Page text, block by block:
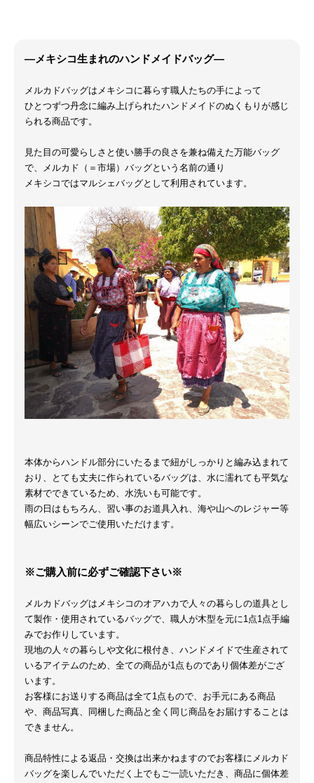
―メキシコ生まれのハンドメイドバッグ―
メルカドバッグはメキシコに暮らす職人たちの手によって
ひとつずつ丹念に編み上げられたハンドメイドのぬくもりが感じ
られる商品です。
見た目の可愛らしさと使い勝手の良さを兼ね備えた万能バッグ
で、メルカド（＝市場）バッグという名前の通り
メキシコではマルシェバッグとして利用されています。
本体からハンドル部分にいたるまで紐がしっかりと編み込まれて
おり、とても丈夫に作られているバッグは、水に濡れても平気な
素材でできているため、水洗いも可能です。
雨の日はもちろん、習い事のお道具入れ、海や山へのレジャー等
幅広いシーンでご使用いただけます。
※ご購入前に必ずご確認下さい※
メルカドバッグはメキシコのオアハカで人々の暮らしの道具とし
て製作・使用されているバッグで、職人が木型を元に1点1点手編
みでお作りしています。
現地の人々の暮らしや文化に根付き、ハンドメイドで生産されて
いるアイテムのため、全ての商品が1点ものであり個体差がござ
います。
お客様にお送りする商品は全て1点もので、お手元にある商品
や、商品写真、同梱した商品と全く同じ商品をお届けすることは
できません。
商品特性による返品・交換は出来かねますのでお客様にメルカド
バッグを楽しんでいただく上でもご一読いただき、商品に個体差